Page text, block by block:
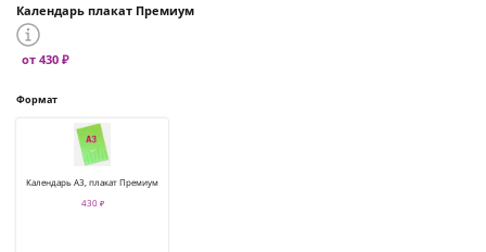
Календарь плакат Премиум
от 430 ₽
Формат
Календарь А3, плакат Премиум
430 ₽